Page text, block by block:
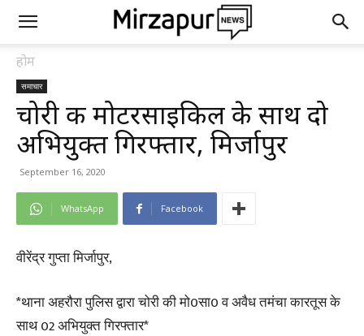
होम
समाचार
चोरी की मोटरसाइकिल के साथ दो
अभियुक्त गिरफ्तार, मिर्जापुर
September 16, 2020
WhatsApp Facebook
वीरेंद्र गुप्ता मिर्जापुर,
*थाना अहरौरा पुलिस द्वारा चोरी की मो0सा0 व अवैध तमंचा कारतूस के
साथ 02 अभियुक्त गिरफ्तार*